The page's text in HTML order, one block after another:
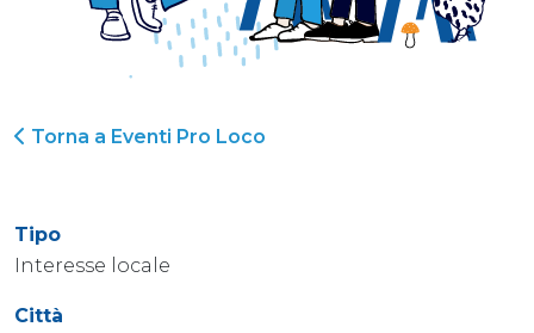
Torna a Eventi Pro Loco
Tipo
Interesse locale
Città